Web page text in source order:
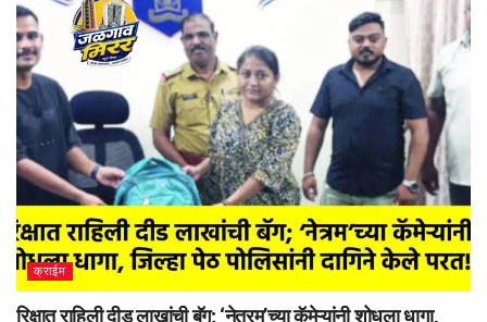
क्राईम
रिक्षात राहिली दीड लाखांची बॅग; ‘नेत्रम’च्या कॅमेऱ्यांनी शोधला धागा,